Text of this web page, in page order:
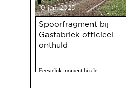
10 juni 2025
Spoorfragment bij
Gasfabriek officieel
onthuld
Feestelijk moment bij de